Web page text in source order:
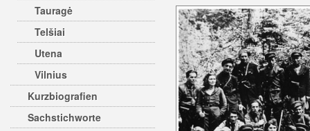
Tauragė
Telšiai
Utena
Vilnius
Kurzbiografien
Sachstichworte